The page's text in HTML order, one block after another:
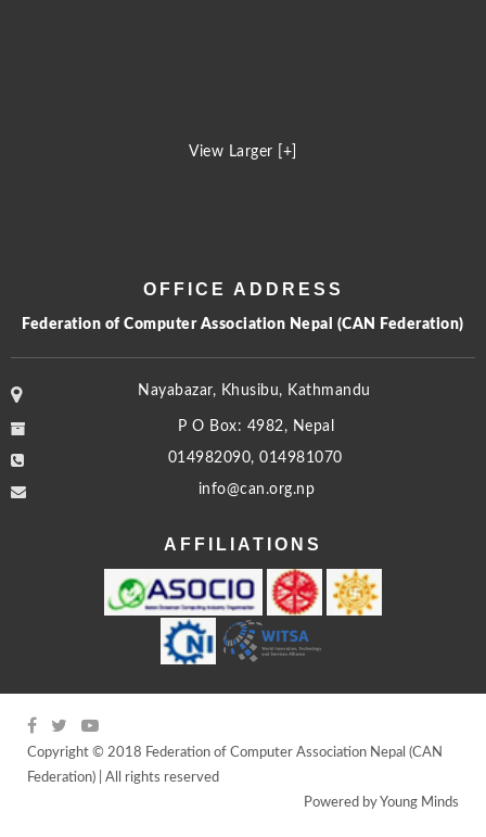
View Larger [+]
OFFICE ADDRESS
Federation of Computer Association Nepal (CAN Federation)
Nayabazar, Khusibu, Kathmandu
P O Box: 4982, Nepal
014982090, 014981070
info@can.org.np
AFFILIATIONS
Copyright © 2018 Federation of Computer Association Nepal (CAN
Federation) | All rights reserved
Powered byYoung Minds